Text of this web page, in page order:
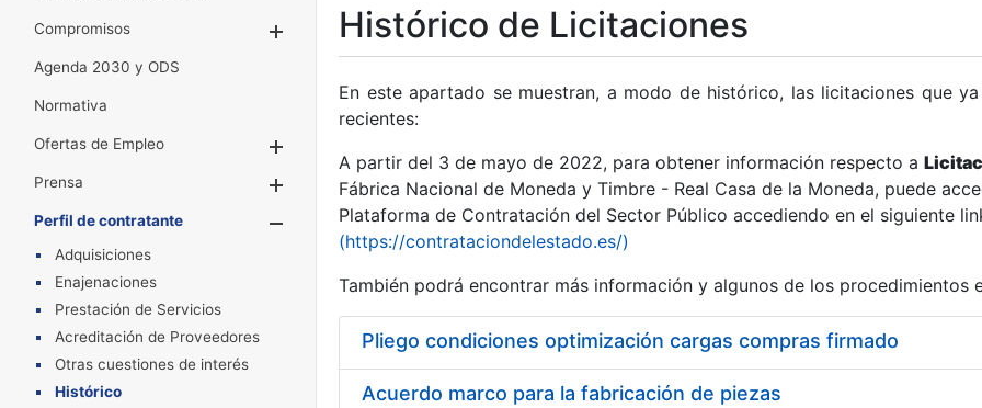
Compromisos
Mostrar/Ocultar
Agenda 2030 y ODS
Normativa
Ofertas de Empleo
Prensa
Mostrar/Ocultar
Perfil de contratante
Mostrar/Ocultar
Adquisiciones
Enajenaciones
Prestación de Servicios
Acreditación de Proveedores
Otras cuestiones de interés
Histórico
Histórico de Licitaciones
En este apartado se muestran, a modo de histórico, las licitaciones que
recientes:
A partir del 3 de mayo de 2022, para obtener información respecto a
Fábrica Nacional de Moneda y Timbre - Real Casa de la Moneda, puede
Plataforma de Contratación del Sector Público accediendo en el siguiente
(https://contrataciondelestado.es/)
También podrá encontrar más información y algunos de los procedimientos
Pliego condiciones optimización cargas compras firmado
Acuerdo marco para la fabricación de piezas